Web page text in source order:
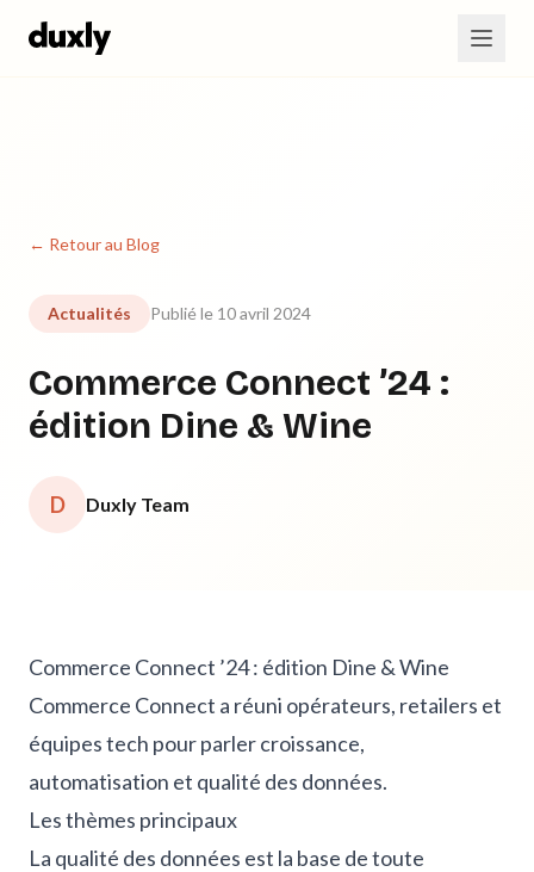
← Retour au Blog
Actualités Publié le 10 avril 2024
Commerce Connect ’24 :
édition Dine & Wine
D Duxly Team
Commerce Connect ’24 : édition Dine & Wine
Commerce Connect a réuni opérateurs, retailers et
équipes tech pour parler croissance,
automatisation et qualité des données.
Les thèmes principaux
La qualité des données est la base de toute